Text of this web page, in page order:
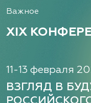
Важное
XIX
11-13 февраля
ВЗГЛЯД В